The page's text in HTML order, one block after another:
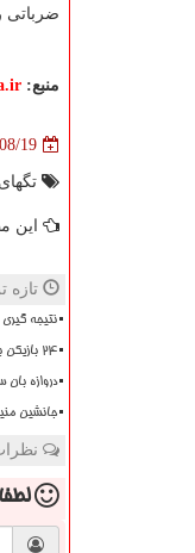
ضرباتی
منبع:
19
این
تازه
نتیجه
۲۴ بازیکن به اردوی تیم ملی فوتسال زنان دعوت شدند
دروازه
جانشین